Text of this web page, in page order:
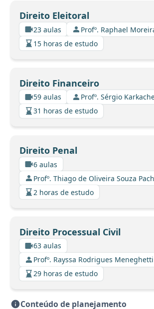
Direito Eleitoral
23 aulas
Profº. Raphael
15 horas de estudo
Direito Financeiro
59 aulas
Profº. Sérgio
31 horas de estudo
Direito Penal
6 aulas
Profº. Thiago de Oliveira Souza
2 horas de estudo
Direito Processual Civil
63 aulas
Profº. Rayssa Rodrigues Meneghetti
29 horas de estudo
Conteúdo de planejamento